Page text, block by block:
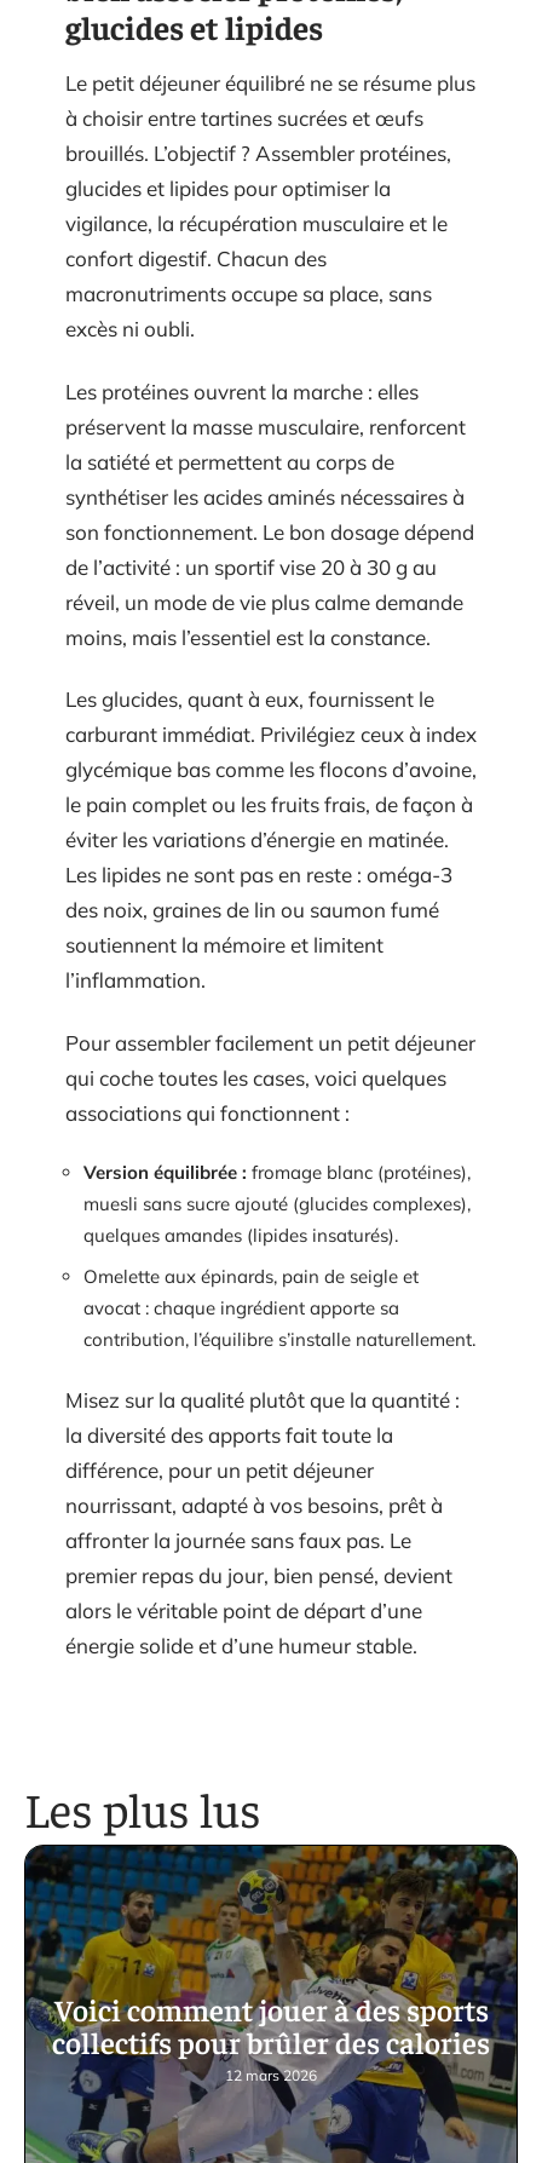
glucides et lipides
Le petit déjeuner équilibré ne se résume plus
à choisir entre tartines sucrées et œufs
brouillés. L’objectif ? Assembler protéines,
glucides et lipides pour optimiser la
vigilance, la récupération musculaire et le
confort digestif. Chacun des
macronutriments occupe sa place, sans
excès ni oubli.
Les protéines ouvrent la marche : elles
préservent la masse musculaire, renforcent
la satiété et permettent au corps de
synthétiser les acides aminés nécessaires à
son fonctionnement. Le bon dosage dépend
de l’activité : un sportif vise 20 à 30 g au
réveil, un mode de vie plus calme demande
moins, mais l’essentiel est la constance.
Les glucides, quant à eux, fournissent le
carburant immédiat. Privilégiez ceux à index
glycémique bas comme les flocons d’avoine,
le pain complet ou les fruits frais, de façon à
éviter les variations d’énergie en matinée.
Les lipides ne sont pas en reste : oméga-3
des noix, graines de lin ou saumon fumé
soutiennent la mémoire et limitent
l’inflammation.
Pour assembler facilement un petit déjeuner
qui coche toutes les cases, voici quelques
associations qui fonctionnent :
Version équilibrée : fromage blanc (protéines),
muesli sans sucre ajouté (glucides complexes),
quelques amandes (lipides insaturés).
Omelette aux épinards, pain de seigle et
avocat : chaque ingrédient apporte sa
contribution, l’équilibre s’installe naturellement.
Misez sur la qualité plutôt que la quantité :
la diversité des apports fait toute la
différence, pour un petit déjeuner
nourrissant, adapté à vos besoins, prêt à
affronter la journée sans faux pas. Le
premier repas du jour, bien pensé, devient
alors le véritable point de départ d’une
énergie solide et d’une humeur stable.
Les plus lus
Voici comment jouer à des sports
collectifs pour brûler des calories
12 mars 2026